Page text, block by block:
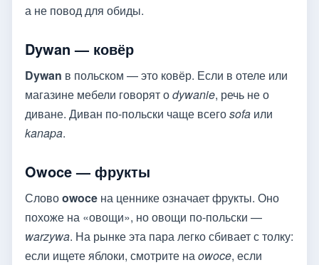
а не повод для обиды.
Dywan — ковёр
Dywan в польском — это ковёр. Если в отеле или
магазине мебели говорят оdywanie, речь не о
диване. Диван по-польски чаще всегоsofa или
kanapa.
Owoce — фрукты
Словоowoce на ценнике означает фрукты. Оно
похоже на «овощи», но овощи по-польски —
warzywa. На рынке эта пара легко сбивает с толку:
если ищете яблоки, смотрите наowoce, если